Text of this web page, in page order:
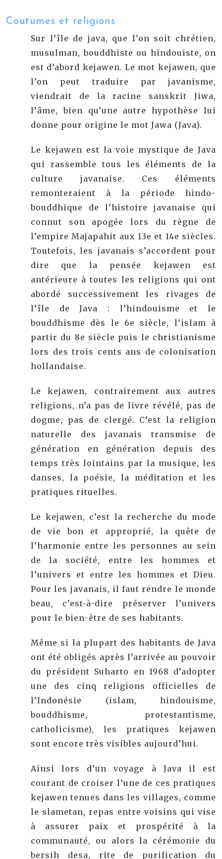
Coutumes et religions
Sur l’île de java, que l’on soit chrétien,
musulman, bouddhiste ou hindouiste, on
est d’abord kejawen. Le mot kejawen, que
l’on peut traduire par javanisme,
viendrait de la racine sanskrit Jiwa,
l’âme, bien qu’une autre hypothèse lui
donne pour origine le mot Jawa (Java).
Le kejawen est la voie mystique de Java
qui rassemble tous les éléments de la
culture javanaise. Ces éléments
remonteraient à la période hindo-
bouddhique de l’histoire javanaise qui
connut son apogée lors du règne de
l’empire Majapahit aux 13e et 14e siècles.
Toutefois, les javanais s’accordent pour
dire que la pensée kejawen est
antérieure à toutes les religions qui ont
abordé successivement les rivages de
l’île de Java : l’hindouisme et le
bouddhisme dès le 6e siècle, l’islam à
partir du 8e siècle puis le christianisme
lors des trois cents ans de colonisation
hollandaise.
Le kejawen, contrairement aux autres
religions, n’a pas de livre révélé, pas de
dogme, pas de clergé. C’est la religion
naturelle des javanais transmise de
génération en génération depuis des
temps très lointains par la musique, les
danses, la poésie, la méditation et les
pratiques rituelles.
Le kejawen, c’est la recherche du mode
de vie bon et approprié, la quête de
l’harmonie entre les personnes au sein
de la société, entre les hommes et
l’univers et entre les hommes et Dieu.
Pour les javanais, il faut rendre le monde
beau, c’est-à-dire préserver l’univers
pour le bien-être de ses habitants.
Même si la plupart des habitants de Java
ont été obligés après l’arrivée au pouvoir
du président Suharto en 1968 d’adopter
une des cinq religions officielles de
l’Indonésie (islam, hindouisme,
bouddhisme, protestantisme,
catholicisme), les pratiques kejawen
sont encore très visibles aujourd’hui.
Ainsi lors d’un voyage à Java il est
courant de croiser l’une de ces pratiques
kejawen tenues dans les villages, comme
le slametan, repas entre voisins qui vise
à assurer paix et prospérité à la
communauté, ou alors la cérémonie du
bersih desa, rite de purification du